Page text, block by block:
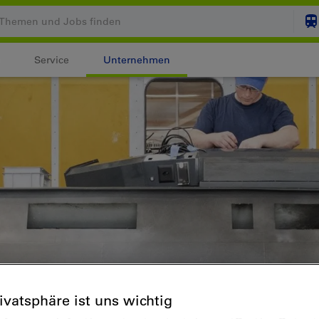
Service Unternehmen
Ihr Warenkorb ist leer
Login
ist uns wichtig